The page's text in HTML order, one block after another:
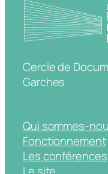
Cercle de
Garches
Qui sommes-
Fonctionnement
Les conférences